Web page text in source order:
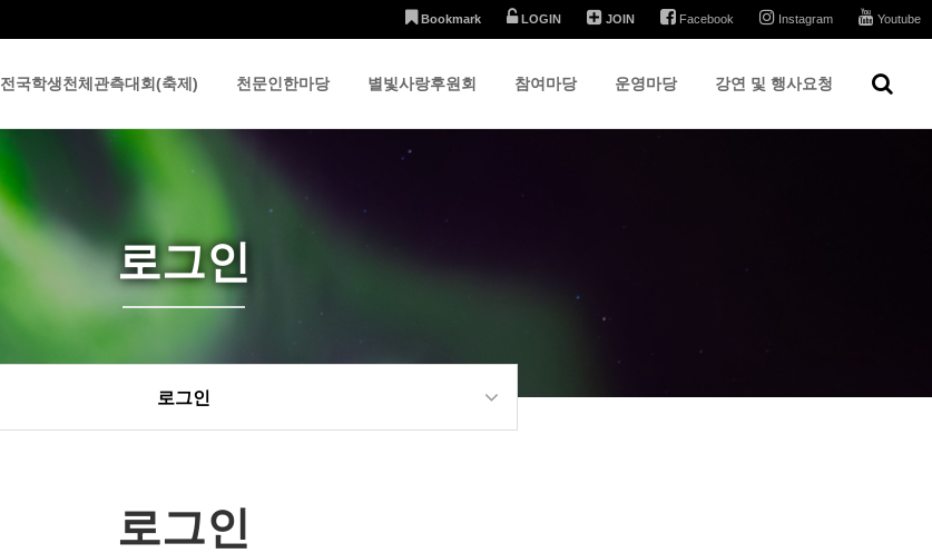
Bookmark LOGIN JOIN Facebook Instagram Youtube
전국학생천체관측대회(축제) 천문인한마당 별빛사랑후원회 참여마당 운영마당 강연 및 행사요청
로그인
로그인
로그인